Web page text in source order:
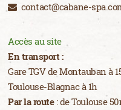
contact@cabane-
Accès au site
En transport :
Gare TGV de Montauban à
Toulouse-Blagnac à 1h
Par la route: de Toulouse